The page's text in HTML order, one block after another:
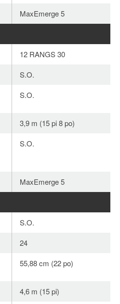
MaxEmerge 5
12 RANGS 30
S.O.
S.O.
3,9 m (15 pi 8 po)
S.O.
MaxEmerge 5
S.O.
24
55,88 cm (22 po)
4,6 m (15 pi)